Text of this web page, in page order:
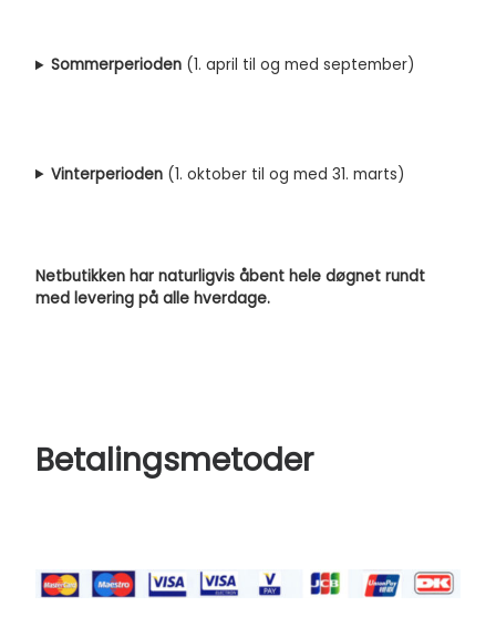
Sommerperioden (1. april til og med september)
Vinterperioden (1. oktober til og med 31. marts)
Netbutikken har naturligvis åbent hele døgnet rundt
med levering på alle hverdage.
Betalingsmetoder